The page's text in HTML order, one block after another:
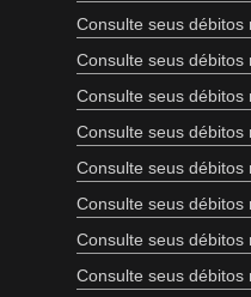
Consulte seus débitos
Consulte seus débitos
Consulte seus débitos
Consulte seus débitos
Consulte seus débitos
Consulte seus débitos
Consulte seus débitos
Consulte seus débitos